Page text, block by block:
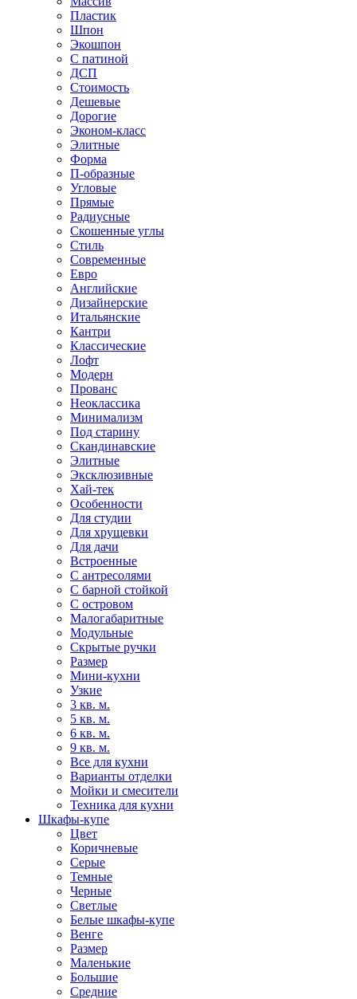
Пластик
Шпон
Экошпон
С патиной
ДСП
Стоимость
Дешевые
Дорогие
Эконом-класс
Элитные
Форма
П-образные
Угловые
Прямые
Радиусные
Скошенные углы
Стиль
Современные
Евро
Английские
Дизайнерские
Итальянские
Кантри
Классические
Лофт
Модерн
Прованс
Неоклассика
Минимализм
Под старину
Скандинавские
Элитные
Эксклюзивные
Хай-тек
Особенности
Для студии
Для хрущевки
Для дачи
Встроенные
С антресолями
С барной стойкой
С островом
Малогабаритные
Модульные
Скрытые ручки
Размер
Мини-кухни
Узкие
3 кв. м.
5 кв. м.
6 кв. м.
9 кв. м.
Все для кухни
Варианты отделки
Мойки и смесители
Техника для кухни
Шкафы-купе
Цвет
Коричневые
Серые
Темные
Черные
Светлые
Белые шкафы-купе
Венге
Размер
Маленькие
Большие
Средние